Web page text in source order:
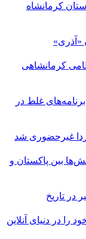
استان کرمانشاه
کرمانشاهی
غلط در
غیرحضوری شد
بین پاکستان و
در تاریخ
را در دنیای آنلاین